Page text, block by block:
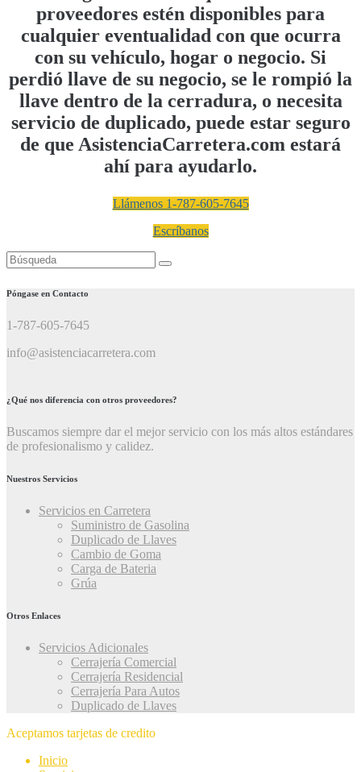
proveedores estén disponibles para
cualquier eventualidad con que ocurra
con su vehículo, hogar o negocio. Si
perdió llave de su negocio, se le rompió la
llave dentro de la cerradura, o necesita
servicio de duplicado, puede estar seguro
de que AsistenciaCarretera.com estará
ahí para ayudarlo.
Llámenos 1-787-605-7645
Escríbanos
Buscar:
Póngase en Contacto
1-787-605-7645
info@asistenciacarretera.com
¿Qué nos diferencia con otros proveedores?
Buscamos siempre dar el mejor servicio con los más altos estándares
de profesionalismo y calidez.
Nuestros Servicios
Servicios en Carretera
Suministro de Gasolina
Duplicado de Llaves
Cambio de Goma
Carga de Bateria
Grúa
Otros Enlaces
Servicios Adicionales
Cerrajería Comercial
Cerrajería Residencial
Cerrajería Para Autos
Duplicado de Llaves
Aceptamos tarjetas de credito
Inicio